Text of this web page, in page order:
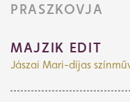
PRASZKOVJA
MAJZIK EDIT
Jászai Mari-díjas